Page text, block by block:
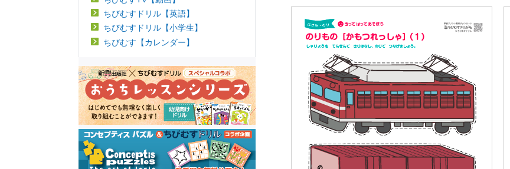
ちびむすドリル【英語】
ちびむすドリル【小学生】
ちびむす【カレンダー】